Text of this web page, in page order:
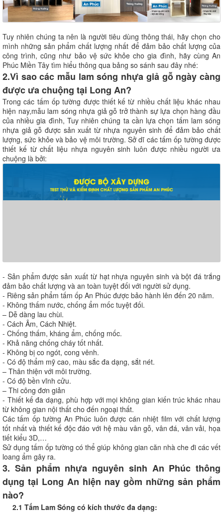
Tuy nhiên chúng ta nên là người tiêu dùng thông thái, hãy chọn cho
mình những sản phẩm chất lượng nhất để đảm bảo chất lượng của
công trình, cũng như bảo vệ sức khỏe cho gia đình, hãy cùng An
Phúc Miền Tây tìm hiểu thông qua bảng so sánh sau đây nhé:
2.Vì sao các mẫu lam sóng nhựa giả gỗ ngày càng
được ưa chuộng tại Long An?
Trong các tấm ốp tường được thiết kế từ nhiều chất liệu khác nhau
hiện nay,mẫu lam sóng nhựa giả gỗ trở thành sự lựa chọn hàng đầu
của nhiều gia đình, Tuy nhiên chúng ta cần lựa chọn tấm lam sóng
nhựa giả gỗ được sản xuất từ nhựa nguyên sinh để đảm bảo chất
lượng, sức khỏe và bảo vệ môi trường. Sở dĩ các tấm ốp tường được
thiết kế từ chất liệu nhựa nguyên sinh luôn được nhiều người ưa
chuộng là bởi:
- Sản phẩm được sản xuất từ hạt nhựa nguyên sinh và bột đá trắng
đảm bảo chất lượng và an toàn tuyệt đối với người sử dụng.
- Riêng sản phẩm tấm ốp An Phúc được bảo hành lên đến 20 năm.
- Không thấm nước, chống ẩm mốc tuyệt đối.
– Dễ dàng lau chùi.
- Cách Âm, Cách Nhiệt.
- Chống thấm, kháng ẩm, chống mốc.
- Khả năng chống cháy tốt nhất.
- Không bị co ngót, cong vênh.
- Có độ thẩm mỹ cao, màu sắc đa dạng, sắt nét.
– Thân thiện với môi trường.
- Có độ bền vĩnh cửu.
– Thi công đơn giản
- Thiết kế đa dạng, phù hợp với mọi không gian kiến trúc khác nhau
từ không gian nội thất cho đến ngoại thất.
Các tấm ốp tường An Phúc luôn được cán nhiệt film với chất lượng
tốt nhất và thiết kế độc đáo với hệ màu vân gỗ, vân đá, vân vải, họa
tiết kiểu 3D,…
Sử dụng tấm ốp tường có thể giúp không gian căn nhà che đi các vết
loang ẩm gây ra.
3. Sản phẩm nhựa nguyên sinh An Phúc thông
dụng tại Long An hiện nay gồm những sản phẩm
nào?
2.1 Tấm Lam Sóng có kích thước đa dạng: